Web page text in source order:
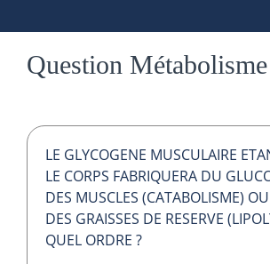
Question Métabolisme
LE GLYCOGENE MUSCULAIRE
LE CORPS FABRIQUERA DU
DES MUSCLES (CATABOLISME)
DES GRAISSES DE RESERVE
QUEL ORDRE ?